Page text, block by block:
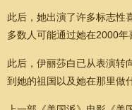
此后，她出演了许多标志性
多数人可能通过她在2000
此后，伊丽莎白已从表演转
到她的祖国以及她在那里做